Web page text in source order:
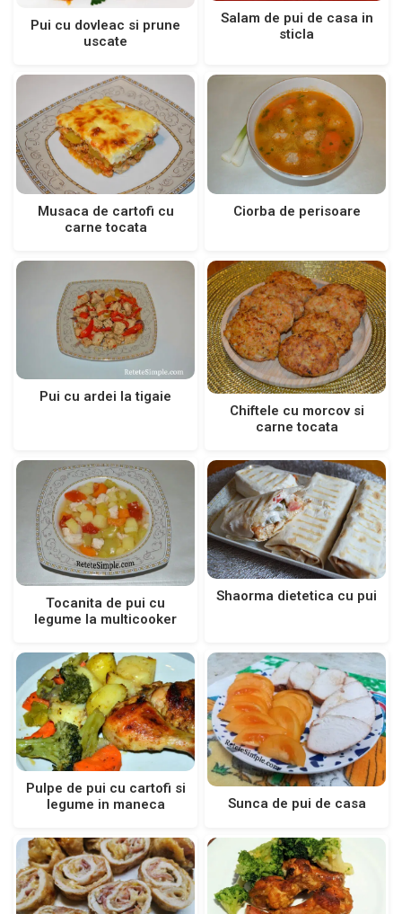
Pui cu dovleac si prune
uscate
Salam de pui de casa in
sticla
Musaca de cartofi cu
carne tocata
Ciorba de perisoare
Pui cu ardei la tigaie
Chiftele cu morcov si
carne tocata
Tocanita de pui cu
legume la multicooker
Shaorma dietetica cu pui
Pulpe de pui cu cartofi si
legume in maneca
Sunca de pui de casa